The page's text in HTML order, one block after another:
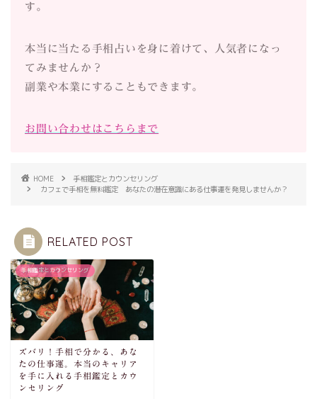
す。
本当に当たる手相占いを身に着けて、人気者になっ
てみませんか？
副業や本業にすることもできます。
お問い合わせはこちらまで
HOME
手相鑑定とカウンセリング
カフェで手相を無料鑑定 あなたの潜在意識にある仕事運を発見しませんか？
RELATED POST
手相鑑定とカウンセリング
ズバリ！手相で分かる、あな
たの仕事運。本当のキャリア
を手に入れる手相鑑定とカウ
ンセリング